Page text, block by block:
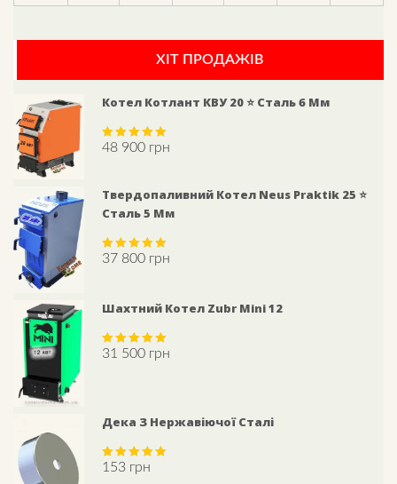
ХІТ ПРОДАЖІВ
Котел Котлант КВУ 20 ⭐ Сталь 6 Мм
Rated5.00
48 900 грн
Твердопаливний Котел Neus Praktik 25 ⭐
Сталь 5 Мм
Rated5.00
37 800 грн
Шахтний Котел Zubr Mini 12
Rated5.00
31 500 грн
Дека З Нержавіючої Сталі
Rated5.00
out of 5
153 грн